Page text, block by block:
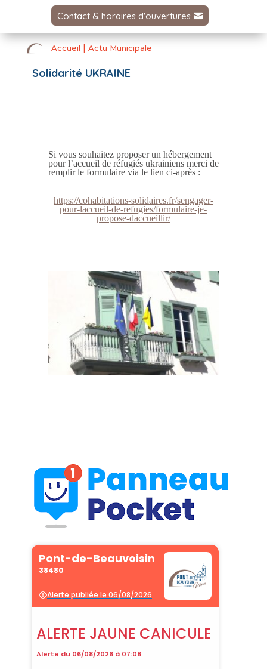
Contact & horaires d'ouvertures
Accueil | Actu Municipale
Solidarité UKRAINE
Si vous souhaitez proposer un hébergement
pour l’accueil de réfugiés ukrainiens merci de
remplir le formulaire via le lien ci-après :
https://cohabitations-solidaires.fr/sengager-
pour-laccueil-de-refugies/formulaire-je-
propose-daccueillir/